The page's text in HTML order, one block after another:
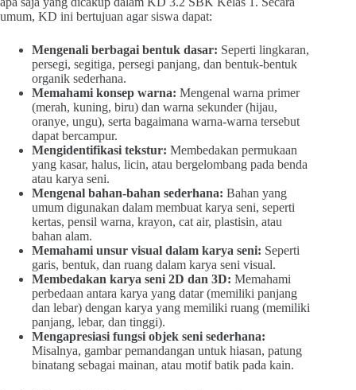
umum, KD ini bertujuan agar siswa dapat:
Mengenali berbagai bentuk dasar: Seperti lingkaran,
persegi, segitiga, persegi panjang, dan bentuk-bentuk
organik sederhana.
Memahami konsep warna: Mengenal warna primer
(merah, kuning, biru) dan warna sekunder (hijau,
oranye, ungu), serta bagaimana warna-warna tersebut
dapat bercampur.
Mengidentifikasi tekstur: Membedakan permukaan
yang kasar, halus, licin, atau bergelombang pada benda
atau karya seni.
Mengenal bahan-bahan sederhana: Bahan yang
umum digunakan dalam membuat karya seni, seperti
kertas, pensil warna, krayon, cat air, plastisin, atau
bahan alam.
Memahami unsur visual dalam karya seni: Seperti
garis, bentuk, dan ruang dalam karya seni visual.
Membedakan karya seni 2D dan 3D: Memahami
perbedaan antara karya yang datar (memiliki panjang
dan lebar) dengan karya yang memiliki ruang (memiliki
panjang, lebar, dan tinggi).
Mengapresiasi fungsi objek seni sederhana:
Misalnya, gambar pemandangan untuk hiasan, patung
binatang sebagai mainan, atau motif batik pada kain.